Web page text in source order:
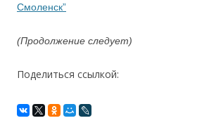
Смоленск”
(Продолжение следует)
Поделиться ссылкой: